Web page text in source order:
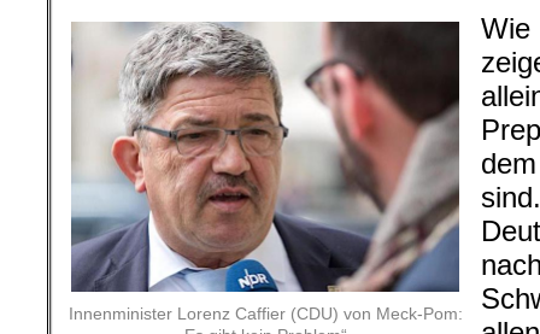
Innenminister Lorenz Caffier (CDU) von Meck-Pom: